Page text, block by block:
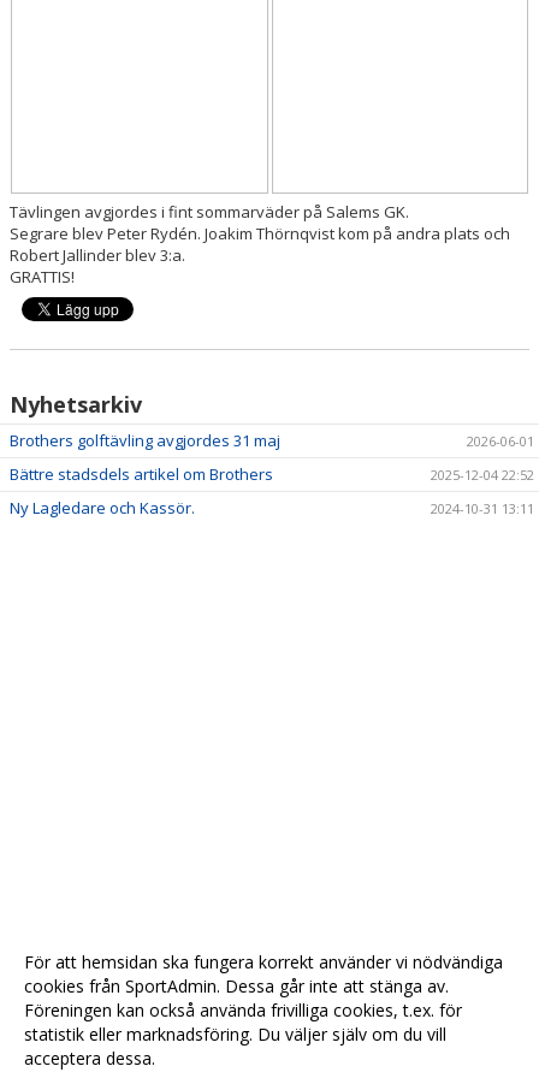
Tävlingen avgjordes i fint sommarväder på Salems GK.
Segrare blev Peter Rydén. Joakim Thörnqvist kom på andra plats och
Robert Jallinder blev 3:a.
GRATTIS!
Nyhetsarkiv
Brothers golftävling avgjordes 31 maj 2026-06-01
Bättre stadsdels artikel om Brothers 2025-12-04 22:52
Ny Lagledare och Kassör. 2024-10-31 13:11
För att hemsidan ska fungera korrekt använder vi nödvändiga
cookies från SportAdmin. Dessa går inte att stänga av.
Föreningen kan också använda frivilliga cookies, t.ex. för
statistik eller marknadsföring. Du väljer själv om du vill
acceptera dessa.